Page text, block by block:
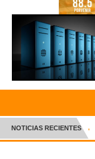
INICIO
CRÓNICA
NOTICIAS RECIENTES